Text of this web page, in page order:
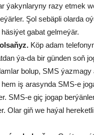
ýa­kyn­la­ry­ny ra­zy et­mek
Şol se­bäp­li olar­da
ga­bat gel­me­ýär.
Köp adam
ýa-da bir gün­den soň
bo­lup, SMS ýaz­ma­gy
iş ara­syn­da SMS-e
SMS-e giç jo­gap
Olar giň we ha­ýal